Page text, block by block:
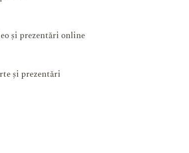
și prezentări online
și prezentări